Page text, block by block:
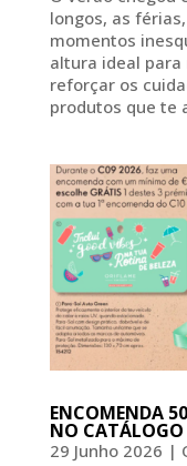
longos, as
momentos
altura ideal para
reforçar os
produtos que te
ENCOMENDA
NO
29 Junho 2026 |